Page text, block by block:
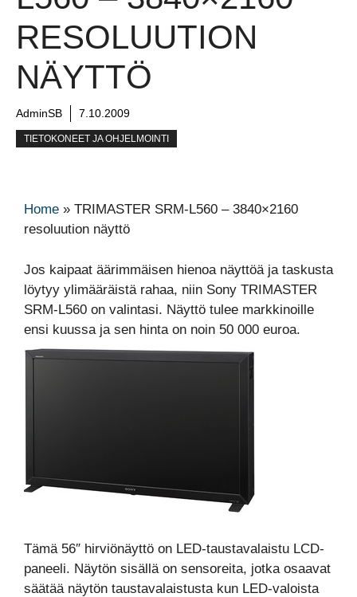
RESOLUUTION
NÄYTTÖ
AdminSB 7.10.2009
TIETOKONEET JA OHJELMOINTI
Home » TRIMASTER SRM-L560 – 3840×2160
resoluution näyttö
Jos kaipaat äärimmäisen hienoa näyttöä ja taskusta
löytyy ylimääräistä rahaa, niin Sony TRIMASTER
SRM-L560 on valintasi. Näyttö tulee markkinoille
ensi kuussa ja sen hinta on noin 50 000 euroa.
Tämä 56″ hirviönäyttö on LED-taustavalaistu LCD-
paneeli. Näytön sisällä on sensoreita, jotka osaavat
säätää näytön taustavalaistusta kun LED-valoista